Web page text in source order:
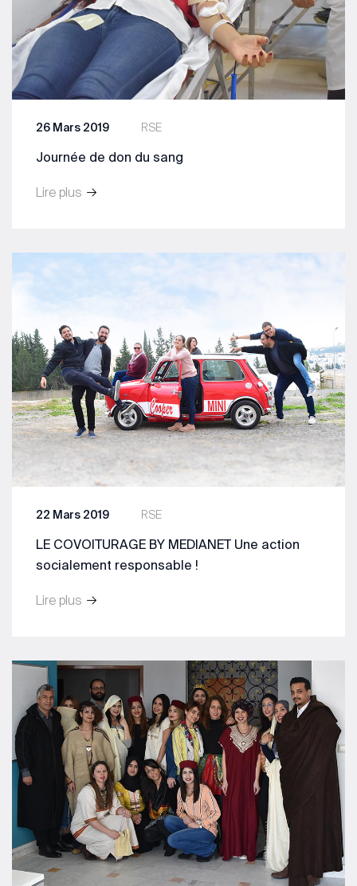
RSE
26 Mars 2019
Journée de don du sang
Lire plus
RSE
22 Mars 2019
LE COVOITURAGE BY MEDIANET Une action
socialement responsable !
Lire plus